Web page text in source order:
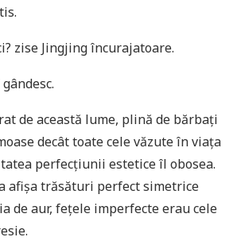
zise Jingjing încurajatoare.
de această lume, plină de bărbați
decât toate cele văzute în viața
perfecțiunii estetice îl obosea.
afișa trăsături perfect simetrice
de aur, fețele imperfecte erau cele